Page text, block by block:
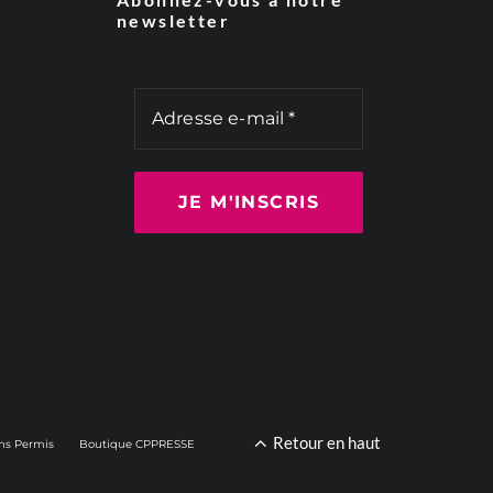
newsletter
Permis Boutique CPPRESSE Retour en haut